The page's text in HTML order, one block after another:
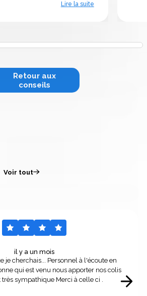
Lire la suite
Retour aux
conseils
Voir tout
il y a un mois
je cherchais... Personnel à l'écoute en
qui est venu nous apporter nos colis
très sympathique Merci à celle ci .